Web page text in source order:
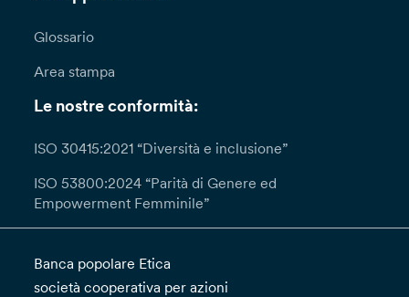
Glossario
Area stampa
Le nostre conformità:
ISO 30415:2021 “Diversità e inclusione”
ISO 53800:2024 “Parità di Genere ed
Empowerment Femminile”
Banca popolare Etica
società cooperativa per azioni